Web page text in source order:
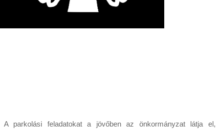
A parkolási feladatokat a jövőben az önkormányzat látja el,